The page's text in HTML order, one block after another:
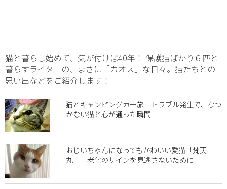
猫と暮らし始めて、気が付けば40年！ 保護猫ばかり６匹と
暮らすライターの、まさに「カオス」な日々。猫たちとの
思い出などをご紹介します！
猫とキャンピングカー旅 トラブル発生で、なつ
かない猫と心が通った瞬間
おじいちゃんになってもかわいい愛猫「梵天
丸」 老化のサインを見逃さないために